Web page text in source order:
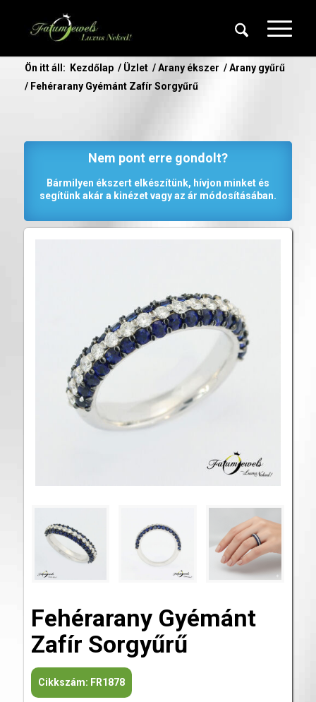
Ön itt áll: Kezdőlap / Üzlet / Arany ékszer / Arany gyűrű
/ Fehérarany Gyémánt Zafír Sorgyűrű
Nem pont erre gondolt?
Bármilyen ékszert elkészítünk, hívjon minket és
segítünk akár a kinézet vagy az ár módosításában.
Fehérarany Gyémánt
Zafír Sorgyűrű
Cikkszám: FR1878